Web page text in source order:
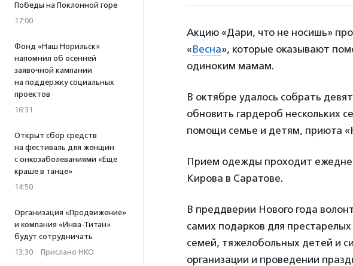
Победы на Поклонной горе
17:00
Фонд «Наш Норильск»
напомнил об осенней
заявочной кампании
на поддержку социальных
проектов
16:31
Открыт сбор средств
на фестиваль для женщин
с онкозаболеваниями «Еще
краше в танце»
14:50
Организация «Продвижение»
и компания «Инва-Титан»
будут сотрудничать
13:30 · Прислано НКО
Акцию «Дари, что не носишь»
«Весна», которые оказывают
одиноким мамам.
В октябре удалось собрать
обновить гардероб нескольких
помощи семье и детям, приюта
Прием одежды проходит
Кирова в Саратове.
В преддверии Нового года
самих подарков для
семей, тяжелобольных детей и
организации и проведении